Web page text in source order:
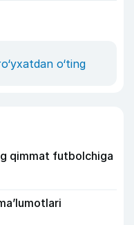
o‘ting
qimmat futbolchiga